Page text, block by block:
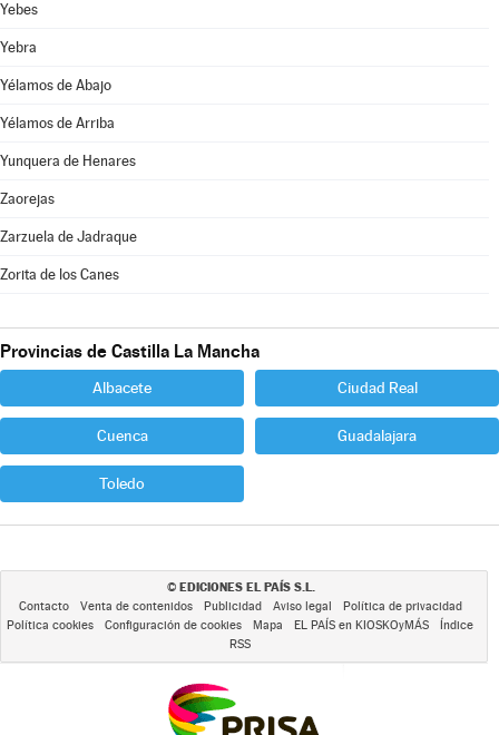
Yebes
Yebra
Yélamos de Abajo
Yélamos de Arriba
Yunquera de Henares
Zaorejas
Zarzuela de Jadraque
Zorita de los Canes
Provincias de Castilla La Mancha
Albacete Ciudad Real
Cuenca Guadalajara
Toledo
© EDICIONES EL PAÍS S.L.
Contacto Venta de contenidos Publicidad Aviso legal
Política de privacidad
Política cookies
Configuración de cookies Mapa EL PAÍS en KIOSKOyMÁS
Índice
RSS